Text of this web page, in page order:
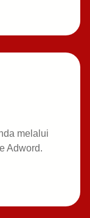
melalui
Adword.